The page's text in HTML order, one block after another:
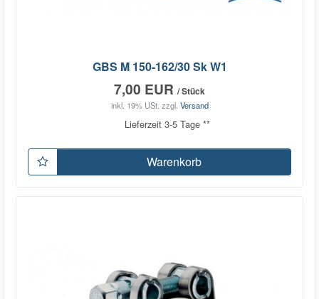
GBS M 150-162/30 Sk W1
7,00 EUR / Stück
inkl. 19% USt. zzgl. Versand
Lieferzeit 3-5 Tage **
Warenkorb